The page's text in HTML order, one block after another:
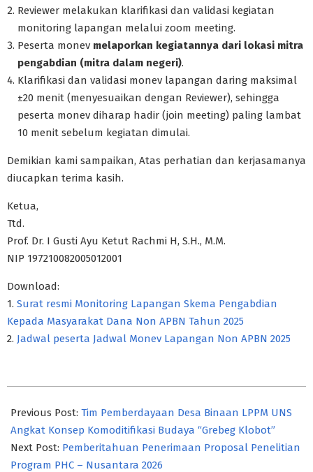
Reviewer melakukan klarifikasi dan validasi kegiatan
monitoring lapangan melalui zoom meeting.
Peserta monev melaporkan kegiatannya dari lokasi mitra
pengabdian (mitra dalam negeri).
Klarifikasi dan validasi monev lapangan daring maksimal
±20 menit (menyesuaikan dengan Reviewer), sehingga
peserta monev diharap hadir (join meeting) paling lambat
10 menit sebelum kegiatan dimulai.
Demikian kami sampaikan, Atas perhatian dan kerjasamanya
diucapkan terima kasih.
Ketua,
Ttd.
Prof. Dr. I Gusti Ayu Ketut Rachmi H, S.H., M.M.
NIP 197210082005012001
Download:
1. Surat resmi Monitoring Lapangan Skema Pengabdian
Kepada Masyarakat Dana Non APBN Tahun 2025
2. Jadwal peserta Jadwal Monev Lapangan Non APBN 2025
08-
28
Previous Post: Tim Pemberdayaan Desa Binaan LPPM UNS
Angkat Konsep Komoditifikasi Budaya “Grebeg Klobot”
Next Post: Pemberitahuan Penerimaan Proposal Penelitian
Program PHC – Nusantara 2026